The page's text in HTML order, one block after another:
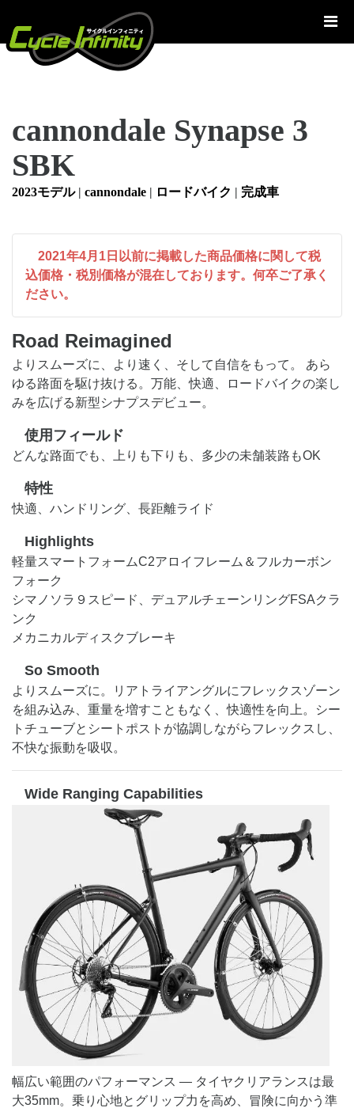
テ
cannondale Synapse 3
SBK
2023モデル| cannondale | ロードバイク | 完成車
2021年4月1日以前に掲載した商品価格に関して税
込価格・税別価格が混在しております。何卒ご了承く
ださい。
Road Reimagined
よりスムーズに、より速く、そして自信をもって。 あら
ゆる路面を駆け抜ける。万能、快適、ロードバイクの楽し
みを広げる新型シナプスデビュー。
使用フィールド
どんな路面でも、上りも下りも、多少の未舗装路もOK
特性
快適、ハンドリング、長距離ライド
Highlights
軽量スマートフォームC2アロイフレーム＆フルカーボン
フォーク
シマノソラ９スピード、デュアルチェーンリングFSAクラ
ンク
メカニカルディスクブレーキ
So Smooth
よりスムーズに。リアトライアングルにフレックスゾーン
を組み込み、重量を増すこともなく、快適性を向上。シー
トチューブとシートポストが協調しながらフレックスし、
不快な振動を吸収。
Wide Ranging Capabilities
幅広い範囲のパフォーマンス — タイヤクリアランスは最
大35mm。乗り心地とグリップ力を高め、冒険に向かう準